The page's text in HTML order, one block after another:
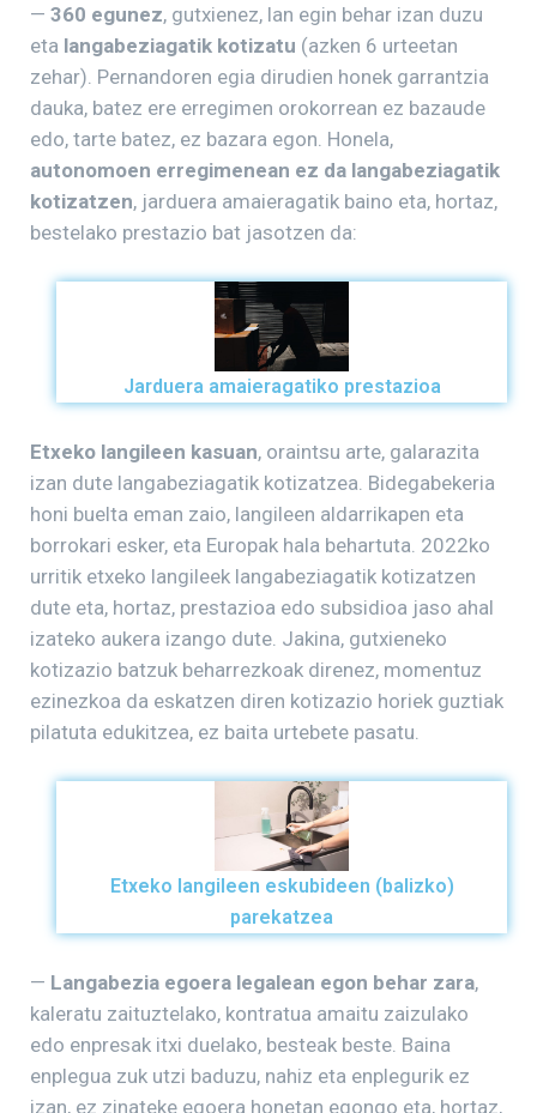
— 360 egunez, gutxienez, lan egin behar izan duzu
eta langabeziagatik kotizatu (azken 6 urteetan
zehar). Pernandoren egia dirudien honek garrantzia
dauka, batez ere erregimen orokorrean ez bazaude
edo, tarte batez, ez bazara egon. Honela,
autonomoen erregimenean ez da langabeziagatik
kotizatzen, jarduera amaieragatik baino eta, hortaz,
bestelako prestazio bat jasotzen da:
Jarduera amaieragatiko prestazioa
Etxeko langileen kasuan, oraintsu arte, galarazita
izan dute langabeziagatik kotizatzea. Bidegabekeria
honi buelta eman zaio, langileen aldarrikapen eta
borrokari esker, eta Europak hala behartuta. 2022ko
urritik etxeko langileek langabeziagatik kotizatzen
dute eta, hortaz, prestazioa edo subsidioa jaso ahal
izateko aukera izango dute. Jakina, gutxieneko
kotizazio batzuk beharrezkoak direnez, momentuz
ezinezkoa da eskatzen diren kotizazio horiek guztiak
pilatuta edukitzea, ez baita urtebete pasatu.
Etxeko langileen eskubideen (balizko)
parekatzea
— Langabezia egoera legalean egon behar zara,
kaleratu zaituztelako, kontratua amaitu zaizulako
edo enpresak itxi duelako, besteak beste. Baina
enplegua zuk utzi baduzu, nahiz eta enplegurik ez
izan, ez zinateke egoera honetan egongo eta, hortaz,